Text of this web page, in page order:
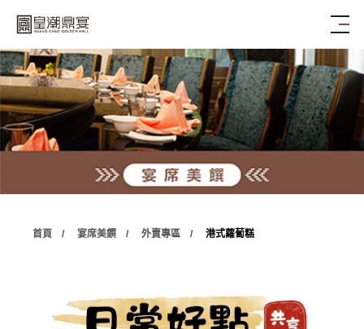
首頁 宴席美饌 外賣專區 港式蘿蔔糕